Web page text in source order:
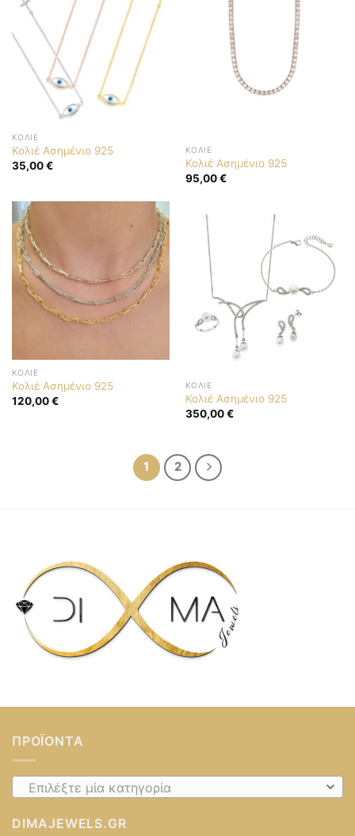
ΚΟΛΙΈ
Κολιέ Ασημένιο 925
35,00€
ΚΟΛΙΈ
Κολιέ Ασημένιο 925
95,00€
ΚΟΛΙΈ
Κολιέ Ασημένιο 925
120,00€
ΚΟΛΙΈ
Κολιέ Ασημένιο 925
350,00€
1 2
ΠΡΟΪΌΝΤΑ
Επιλέξτε μία κατηγορία
DIMAJEWELS.GR